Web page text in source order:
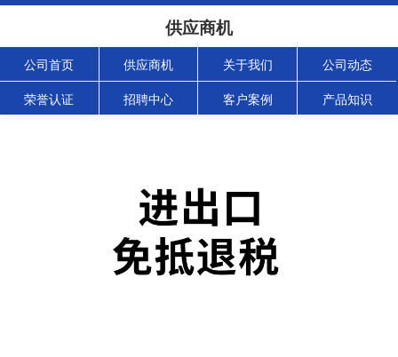
供应商机
公司首页 供应商机 关于我们 公司动态
荣誉认证 招聘中心 客户案例 产品知识